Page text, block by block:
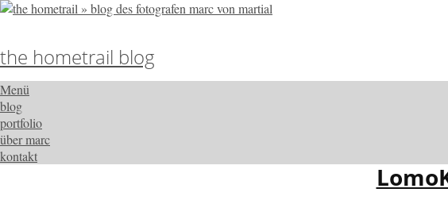
the hometrail blog
Menü
blog
portfolio
über marc
kontakt